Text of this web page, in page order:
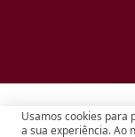
Usamos cookies para
a sua experiência. Ao